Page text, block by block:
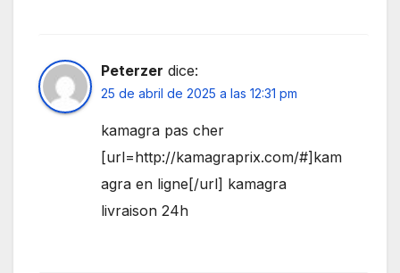
Peterzer dice:
25 de abril de 2025 a las 12:31 pm
kamagra pas cher
[url=http://kamagraprix.com/#]kam
agra en ligne[/url] kamagra
livraison 24h